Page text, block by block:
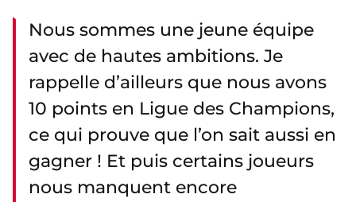
Nous sommes une jeune équipe
avec de hautes ambitions. Je
rappelle d’ailleurs que nous avons
10 points en Ligue des Champions,
ce qui prouve que l’on sait aussi en
gagner ! Et puis certains joueurs
nous manquent encore